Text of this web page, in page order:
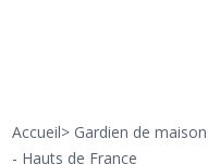
Accueil> Gardien de
- Hauts de France